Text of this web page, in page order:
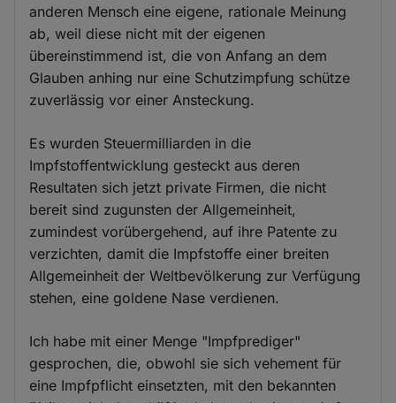
anderen Mensch eine eigene, rationale Meinung
ab, weil diese nicht mit der eigenen
übereinstimmend ist, die von Anfang an dem
Glauben anhing nur eine Schutzimpfung schütze
zuverlässig vor einer Ansteckung.
Es wurden Steuermilliarden in die
Impfstoffentwicklung gesteckt aus deren
Resultaten sich jetzt private Firmen, die nicht
bereit sind zugunsten der Allgemeinheit,
zumindest vorübergehend, auf ihre Patente zu
verzichten, damit die Impfstoffe einer breiten
Allgemeinheit der Weltbevölkerung zur Verfügung
stehen, eine goldene Nase verdienen.
Ich habe mit einer Menge "Impfprediger"
gesprochen, die, obwohl sie sich vehement für
eine Impfpflicht einsetzten, mit den bekannten